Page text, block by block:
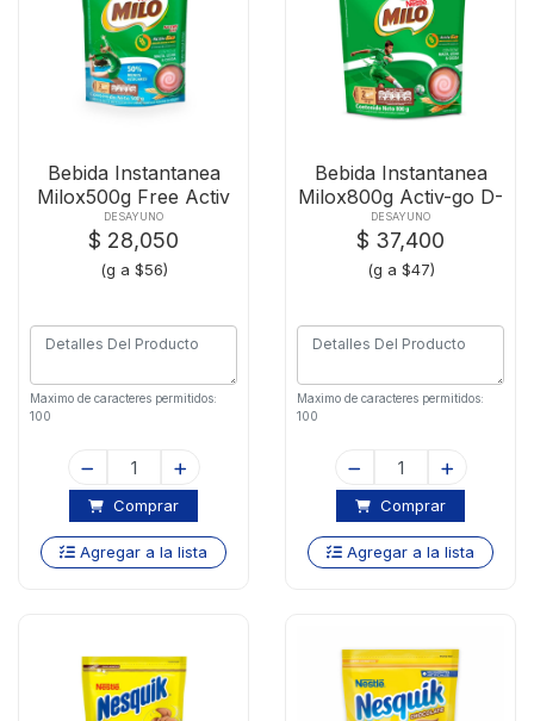
Bebida Instantanea
Milox500g Free Activ
Go
DESAYUNO
$ 28,050
(g a $56)
Maximo de caracteres permitidos:
100
Comprar
Agregar a la lista
Bebida Instantanea
Milox800g Activ-go D-
p
DESAYUNO
$ 37,400
(g a $47)
Maximo de caracteres permitidos:
100
Comprar
Agregar a la lista